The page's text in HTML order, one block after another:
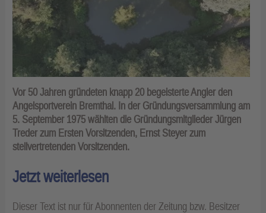
Vor 50 Jahren gründeten knapp 20 begeisterte Angler den
Angelsportverein Bremthal. In der Gründungsversammlung am
5. September 1975 wählten die Gründungsmitglieder Jürgen
Treder zum Ersten Vorsitzenden, Ernst Steyer zum
stellvertretenden Vorsitzenden.
Jetzt weiterlesen
Dieser Text ist nur für Abonnenten der Zeitung bzw. Besitzer